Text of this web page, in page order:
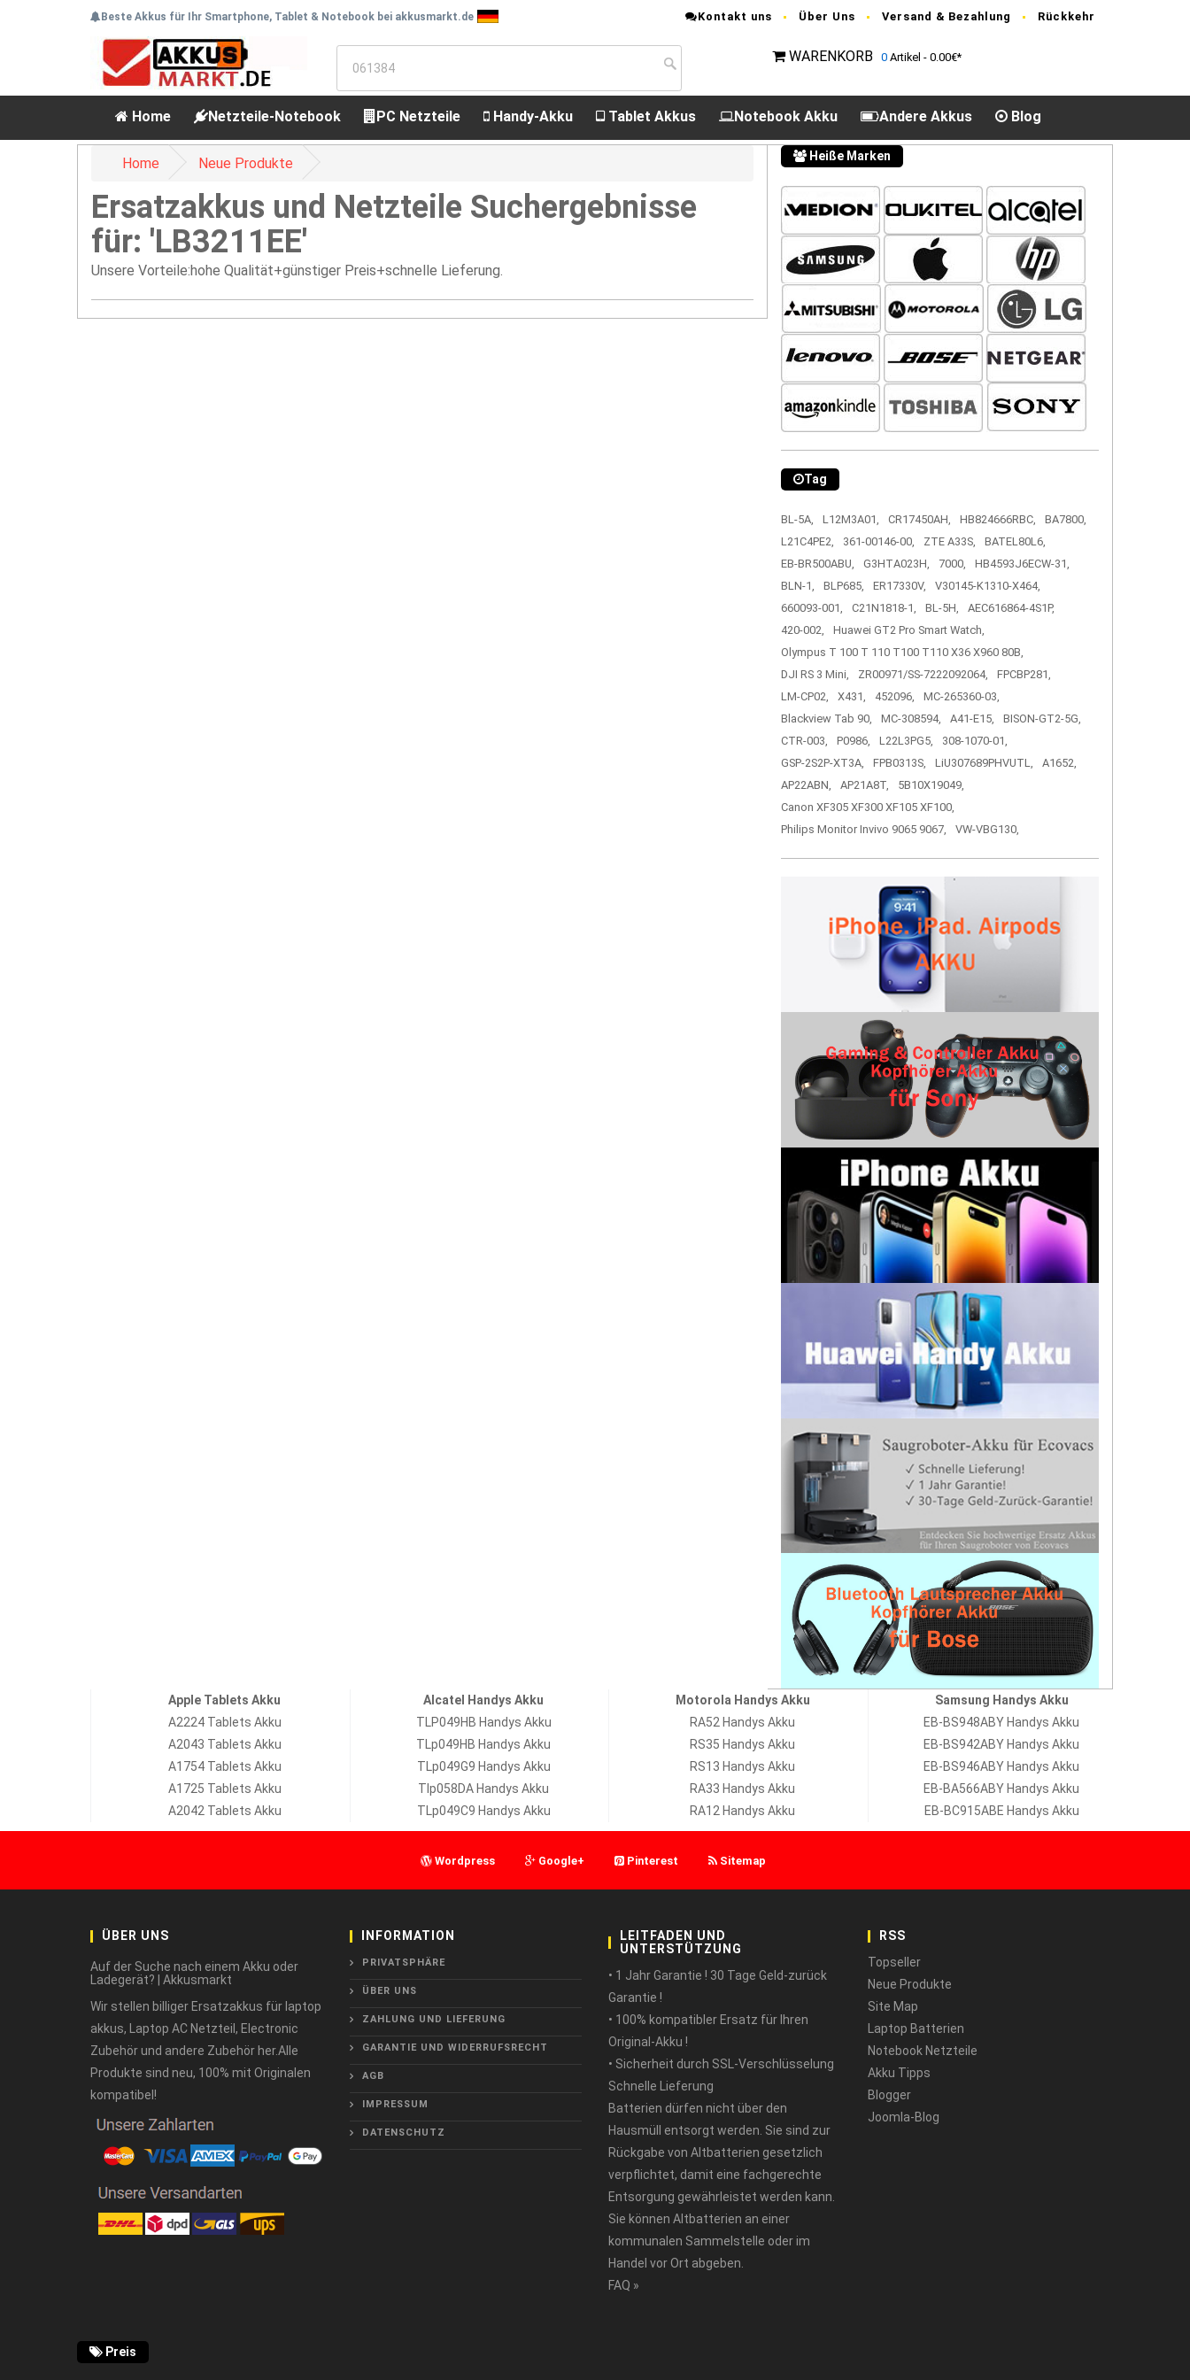
Beste Akkus für Ihr Smartphone, Tablet & Notebook bei akkusmarkt.de Kontakt uns Über Uns Versand & Bezahlung Rückkehr
WARENKORB 0 Artikel - 0.00€*
Home Netzteile-Notebook PC Netzteile Handy-Akku Tablet Akkus Notebook Akku Andere Akkus Blog
Home Neue Produkte
Ersatzakkus und Netzteile Suchergebnisse
für: 'LB3211EE'
Unsere Vorteile:hohe Qualität+günstiger Preis+schnelle Lieferung.
Heiße Marken
Tag
BL-5A, L12M3A01, CR17450AH, HB824666RBC,
BA7800,
L21C4PE2,
361-00146-00, ZTE A33S,
BATEL80L6,
EB-BR500ABU,
G3HTA023H, 7000,
HB4593J6ECW-31,
BLN-1,
BLP685, ER17330V,
V30145-K1310-X464,
660093-001,
C21N1818-1, BL-5H,
AEC616864-4S1P,
420-002,
Huawei GT2 Pro Smart Watch,
Olympus T 100 T 110 T100 T110 X36 X960 80B,
DJI RS 3 Mini,
ZR00971/SS-7222092064,
FPCBP281,
LM-CP02,
X431, 452096,
MC-265360-03,
Blackview Tab 90,
MC-308594, A41-E15,
BISON-GT2-5G,
CTR-003,
P0986, L22L3PG5,
308-1070-01,
GSP-2S2P-XT3A,
FPB0313S, LiU307689PHVUTL,
A1652,
AP22ABN,
AP21A8T,
5B10X19049,
Canon XF305 XF300 XF105 XF100,
Philips Monitor Invivo 9065 9067,
VW-VBG130,
Apple Tablets Akku
A2224 Tablets Akku
A2043 Tablets Akku
A1754 Tablets Akku
A1725 Tablets Akku
A2042 Tablets Akku
Alcatel Handys Akku
TLP049HB Handys Akku
TLp049HB Handys Akku
TLp049G9 Handys Akku
Tlp058DA Handys Akku
TLp049C9 Handys Akku
Motorola Handys Akku
RA52 Handys Akku
RS35 Handys Akku
RS13 Handys Akku
RA33 Handys Akku
RA12 Handys Akku
Samsung Handys Akku
EB-BS948ABY Handys Akku
EB-BS942ABY Handys Akku
EB-BS946ABY Handys Akku
EB-BA566ABY Handys Akku
EB-BC915ABE Handys Akku
Wordpress Google+ Pinterest Sitemap
ÜBER UNS
Auf der Suche nach einem Akku oder
Ladegerät? | Akkusmarkt
Wir stellen billiger Ersatzakkus für laptop
akkus, Laptop AC Netzteil, Electronic
Zubehör und andere Zubehör her.Alle
Produkte sind neu, 100% mit Originalen
kompatibel!
INFORMATION
PRIVATSPHÄRE
ÜBER UNS
ZAHLUNG UND LIEFERUNG
GARANTIE UND WIDERRUFSRECHT
AGB
IMPRESSUM
DATENSCHUTZ
LEITFADEN UND
UNTERSTÜTZUNG
• 1 Jahr Garantie ! 30 Tage Geld-zurück
Garantie !
• 100% kompatibler Ersatz für Ihren
Original-Akku !
• Sicherheit durch SSL-Verschlüsselung
Schnelle Lieferung
Batterien dürfen nicht über den
Hausmüll entsorgt werden. Sie sind zur
Rückgabe von Altbatterien gesetzlich
verpflichtet, damit eine fachgerechte
Entsorgung gewährleistet werden kann.
Sie können Altbatterien an einer
kommunalen Sammelstelle oder im
Handel vor Ort abgeben.
FAQ »
RSS
Topseller
Neue Produkte
Site Map
Laptop Batterien
Notebook Netzteile
Akku Tipps
Blogger
Joomla-Blog
Preis